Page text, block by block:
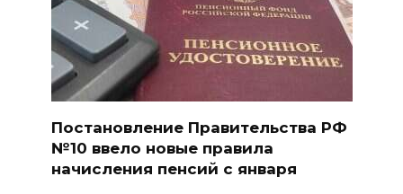
Постановление Правительства РФ
№10 ввело новые правила
начисления пенсий с января